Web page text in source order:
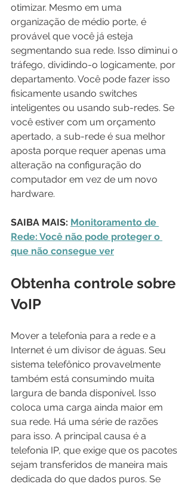
otimizar. Mesmo em uma
organização de médio porte, é
provável que você já esteja
segmentando sua rede. Isso diminui o
tráfego, dividindo-o logicamente, por
departamento. Você pode fazer isso
fisicamente usando switches
inteligentes ou usando sub-redes. Se
você estiver com um orçamento
apertado, a sub-rede é sua melhor
aposta porque requer apenas uma
alteração na configuração do
computador em vez de um novo
hardware.
SAIBA MAIS: Monitoramento de
Rede: Você não pode proteger o
que não consegue ver
Obtenha controle sobre
VoIP
Mover a telefonia para a rede e a
Internet é um divisor de águas. Seu
sistema telefônico provavelmente
também está consumindo muita
largura de banda disponível. Isso
coloca uma carga ainda maior em
sua rede. Há uma série de razões
para isso. A principal causa é a
telefonia IP, que exige que os pacotes
sejam transferidos de maneira mais
dedicada do que dados puros. Se